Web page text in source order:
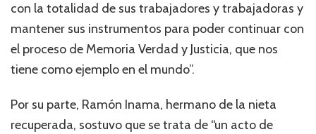
con la totalidad de sus trabajadores y trabajadoras y
mantener sus instrumentos para poder continuar con
el proceso de Memoria Verdad y Justicia, que nos
tiene como ejemplo en el mundo”.
Por su parte, Ramón Inama, hermano de la nieta
recuperada, sostuvo que se trata de “un acto de